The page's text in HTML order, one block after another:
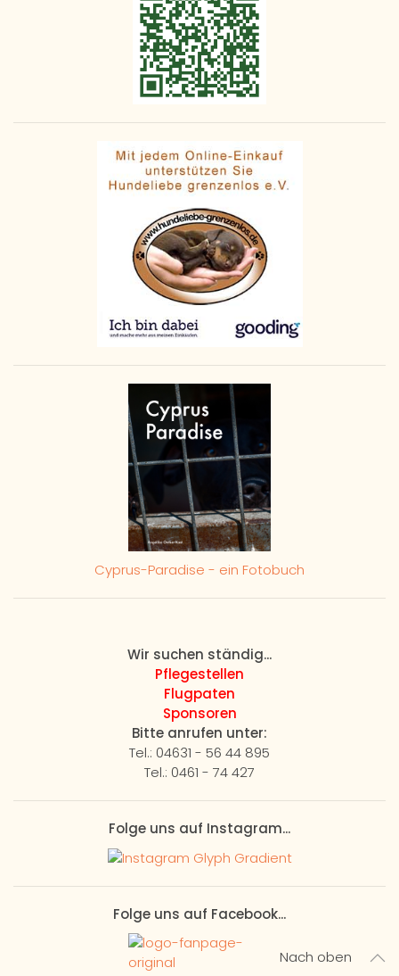
Cyprus-Paradise - ein Fotobuch
Wir suchen ständig...
Pflegestellen
Flugpaten
Sponsoren
Bitte anrufen unter:
Tel.: 04631 - 56 44 895
Tel.: 0461 - 74 427
Folge uns auf Instagram...
Folge uns auf Facebook...
Nach oben